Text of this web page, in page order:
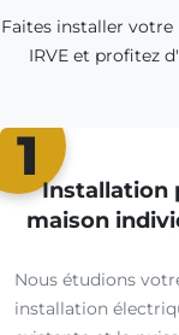
Faites installer
IRVE et profitez
1
Installation
maison
Nous étudions
installation